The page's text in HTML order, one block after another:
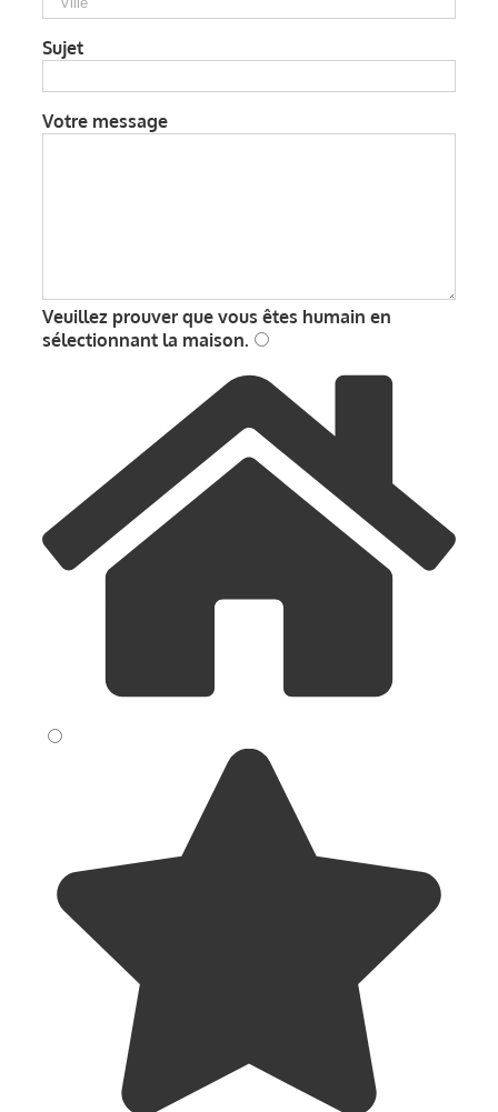
Sujet
Votre message
Veuillez prouver que vous êtes humain en
sélectionnant la maison.